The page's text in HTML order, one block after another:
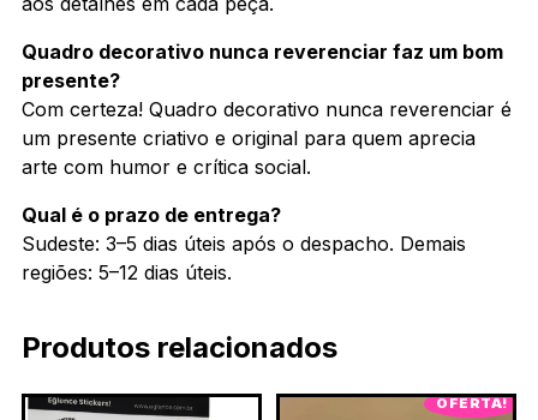
Quadro decorativo nunca reverenciar faz um bom
presente?
Com certeza! Quadro decorativo nunca reverenciar é
um presente criativo e original para quem aprecia
arte com humor e crítica social.
Qual é o prazo de entrega?
Sudeste: 3–5 dias úteis após o despacho. Demais
regiões: 5–12 dias úteis.
Produtos relacionados
OFERTA!